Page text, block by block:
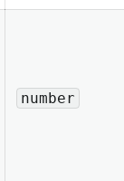
number